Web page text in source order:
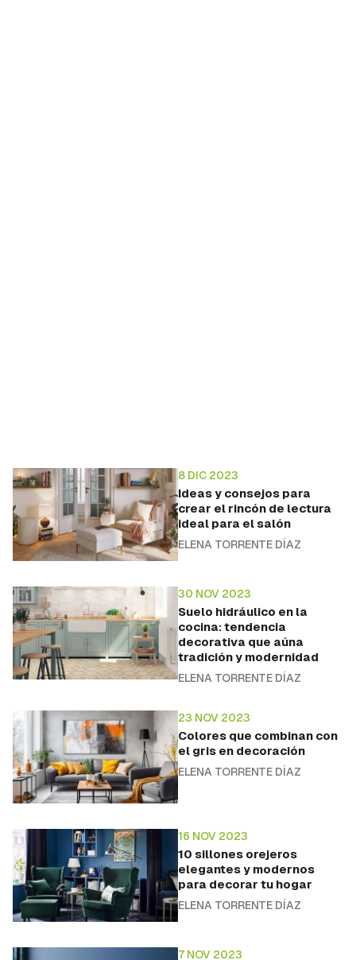
8 DIC 2023
Ideas y consejos para
crear el rincón de lectura
ideal para el salón
ELENA TORRENTE DÍAZ
30 NOV 2023
Suelo hidráulico en la
cocina: tendencia
decorativa que aúna
tradición y modernidad
ELENA TORRENTE DÍAZ
23 NOV 2023
Colores que combinan con
el gris en decoración
ELENA TORRENTE DÍAZ
16 NOV 2023
10 sillones orejeros
elegantes y modernos
para decorar tu hogar
ELENA TORRENTE DÍAZ
7 NOV 2023